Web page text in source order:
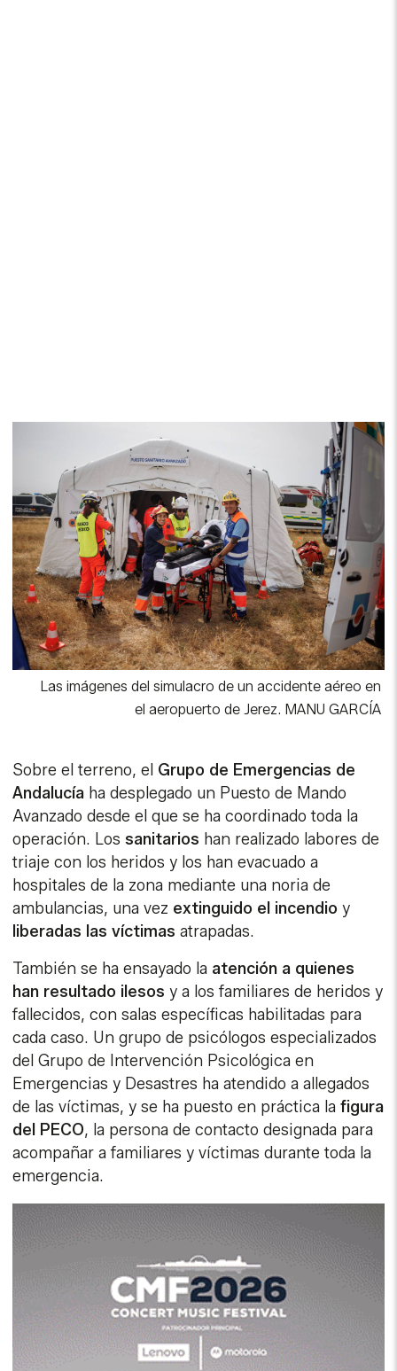
Las imágenes del simulacro de un accidente aéreo en
el aeropuerto de Jerez. MANU GARCÍA
Sobre el terreno, el Grupo de Emergencias de
Andalucía ha desplegado un Puesto de Mando
Avanzado desde el que se ha coordinado toda la
operación. Lossanitarios han realizado labores de
triaje con los heridos y los han evacuado a
hospitales de la zona mediante una noria de
ambulancias, una vez extinguido el incendio y
liberadas las víctimas atrapadas.
También se ha ensayado la atención a quienes
han resultado ilesos y a los familiares de heridos y
fallecidos, con salas específicas habilitadas para
cada caso. Un grupo de psicólogos especializados
del Grupo de Intervención Psicológica en
Emergencias y Desastres ha atendido a allegados
de las víctimas, y se ha puesto en práctica lafigura
del PECO, la persona de contacto designada para
acompañar a familiares y víctimas durante toda la
emergencia.